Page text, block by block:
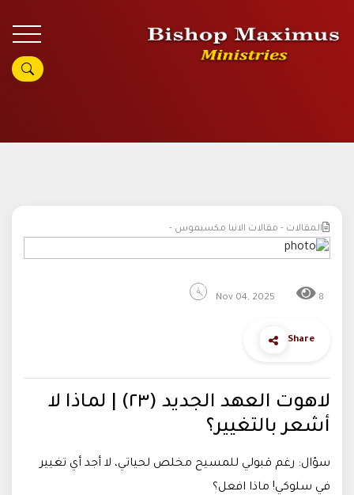
المقالات - مقالات الانبا مكسيموس -
Nov 04, 2025 8
Share
لاهوت العهد الجديد (٢٣) | لماذا لا
أشعر بالتغيير؟
سؤال: رغم قبولي للمسيح مخلص لحياتي، لا أجد أي تغيير
في سلوكي! ماذا افعل؟